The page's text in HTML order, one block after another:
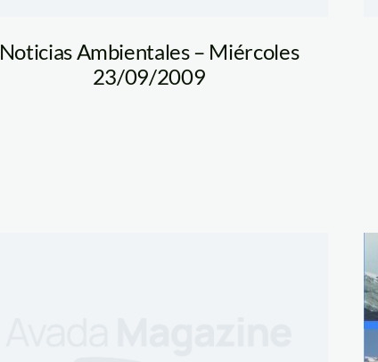
Noticias Ambientales – Miércoles
23/09/2009